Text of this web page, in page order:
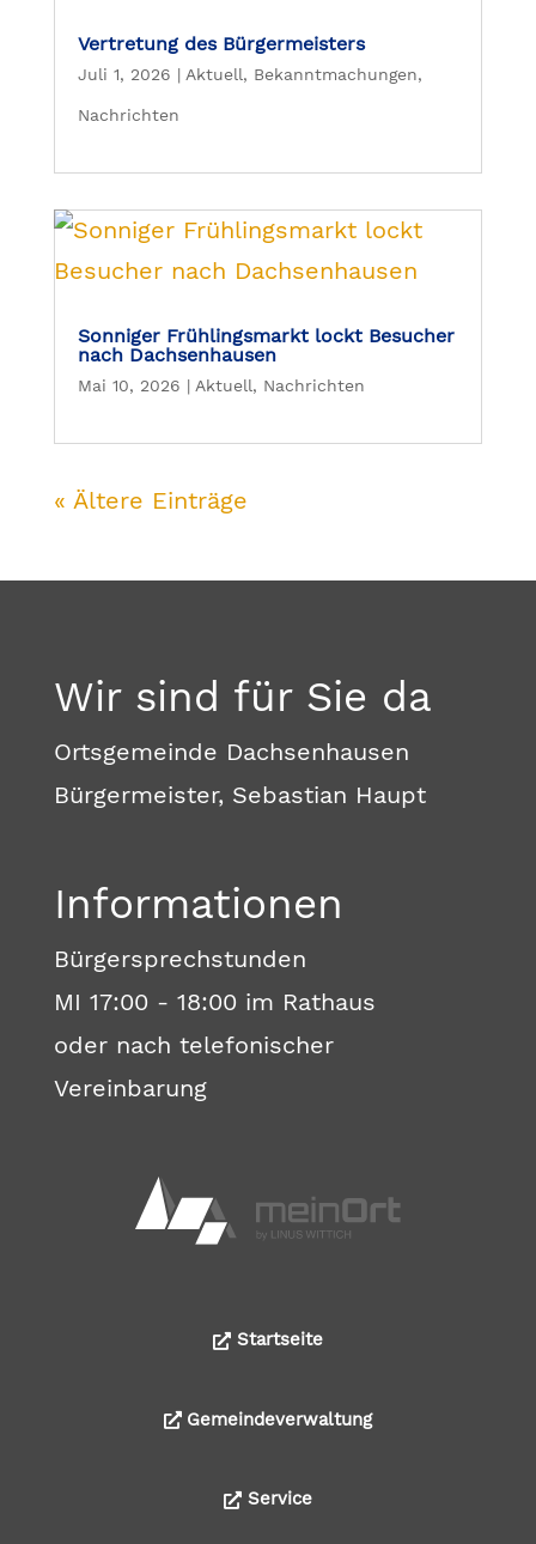
Vertretung des Bürgermeisters
Juli 1, 2026 | Aktuell, Bekanntmachungen,
Nachrichten
Sonniger Frühlingsmarkt lockt Besucher
nach Dachsenhausen
Mai 10, 2026 | Aktuell, Nachrichten
« Ältere Einträge
Wir sind für Sie da
Ortsgemeinde Dachsenhausen
Bürgermeister, Sebastian Haupt
Informationen
Bürgersprechstunden
MI 17:00 - 18:00 im Rathaus
oder nach telefonischer
Vereinbarung
Startseite
Gemeindeverwaltung
Service